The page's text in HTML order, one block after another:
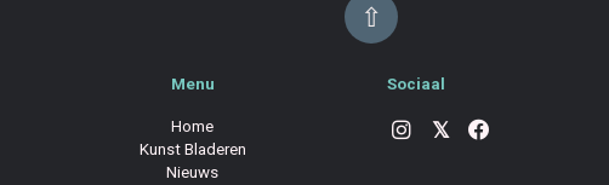
⇧
Menu
Home
Kunst Bladeren
Nieuws
Sociaal
𝕏